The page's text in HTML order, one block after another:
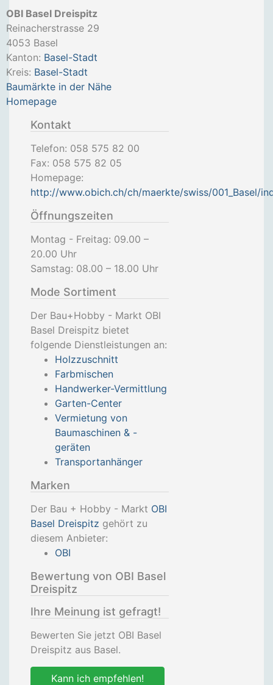
OBI Basel Dreispitz
Reinacherstrasse 29
4053 Basel
Kanton: Basel-Stadt
Kreis: Basel-Stadt
Baumärkte in der Nähe
Homepage
Kontakt
Telefon: 058 575 82 00
Fax: 058 575 82 05
Homepage:
http://www.obich.ch/ch/maerkte/swiss/001_Basel/
Öffnungszeiten
Montag - Freitag: 09.00 –
20.00 Uhr
Samstag: 08.00 – 18.00 Uhr
Mode Sortiment
Der Bau+Hobby - Markt OBI
Basel Dreispitz bietet
folgende Dienstleistungen an:
Holzzuschnitt
Farbmischen
Handwerker-Vermittlung
Garten-Center
Vermietung von
Baumaschinen & -
geräten
Transportanhänger
Marken
Der Bau + Hobby - Markt OBI
Basel Dreispitz gehört zu
diesem Anbieter:
OBI
Bewertung von OBI Basel
Dreispitz
Ihre Meinung ist gefragt!
Bewerten Sie jetzt OBI Basel
Dreispitz aus Basel.
Kann ich empfehlen!